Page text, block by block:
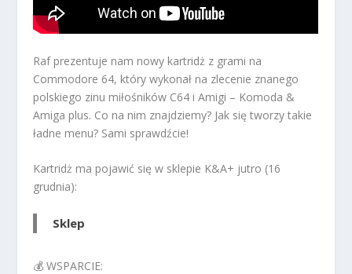
Raf prezentuje nam nowy kartridż z grami na
Commodore 64, który wykonał na zlecenie znanego
polskiego zinu miłośników C64 i Amigi – Komoda &
Amiga plus. Co na nim znajdziemy? Jak się tworzy takie
ładne menu? Sami sprawdźcie!
Kartridż ma pojawić się w sklepie K&A+ jutro (16
grudnia):
Sklep
💰 WSPARCIE: